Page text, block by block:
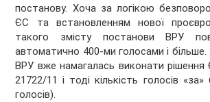
постанову. Хоча за логікою
ЄС та встановленням нової
такого змісту постанови ВРУ
автоматично 400-ми голосами і
ВРУ вже намагалась виконати
21722/11 і тоді кількість голосів
голосів).